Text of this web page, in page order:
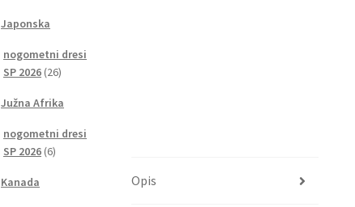
Opis
Japonska
nogometni dresi
SP 2026 2626
Južna Afrika
nogometni dresi
SP 2026 66
Kanada